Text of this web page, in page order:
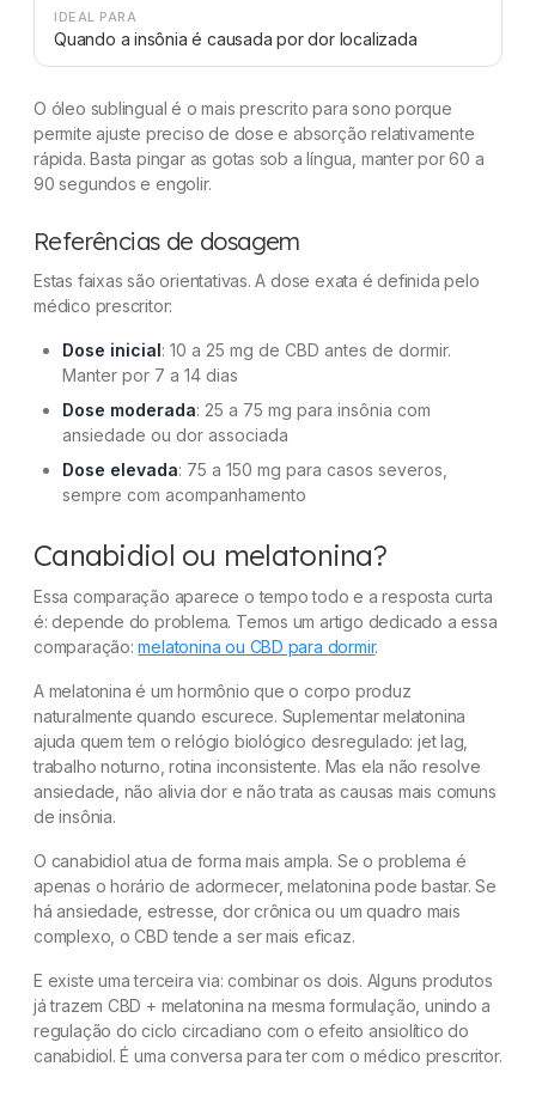
IDEAL PARA
Quando a insônia é causada por dor localizada
O óleo sublingual é o mais prescrito para sono porque
permite ajuste preciso de dose e absorção relativamente
rápida. Basta pingar as gotas sob a língua, manter por 60 a
90 segundos e engolir.
Referências de dosagem
Estas faixas são orientativas. A dose exata é definida pelo
médico prescritor:
Dose inicial: 10 a 25 mg de CBD antes de dormir.
Manter por 7 a 14 dias
Dose moderada: 25 a 75 mg para insônia com
ansiedade ou dor associada
Dose elevada: 75 a 150 mg para casos severos,
sempre com acompanhamento
Canabidiol ou melatonina?
Essa comparação aparece o tempo todo e a resposta curta
é: depende do problema. Temos um artigo dedicado a essa
comparação:melatonina ou CBD para dormir.
A melatonina é um hormônio que o corpo produz
naturalmente quando escurece. Suplementar melatonina
ajuda quem tem o relógio biológico desregulado: jet lag,
trabalho noturno, rotina inconsistente. Mas ela não resolve
ansiedade, não alivia dor e não trata as causas mais comuns
de insônia.
O canabidiol atua de forma mais ampla. Se o problema é
apenas o horário de adormecer, melatonina pode bastar. Se
há ansiedade, estresse, dor crônica ou um quadro mais
complexo, o CBD tende a ser mais eficaz.
E existe uma terceira via: combinar os dois. Alguns produtos
já trazem CBD + melatonina na mesma formulação, unindo a
regulação do ciclo circadiano com o efeito ansiolítico do
canabidiol. É uma conversa para ter com o médico prescritor.